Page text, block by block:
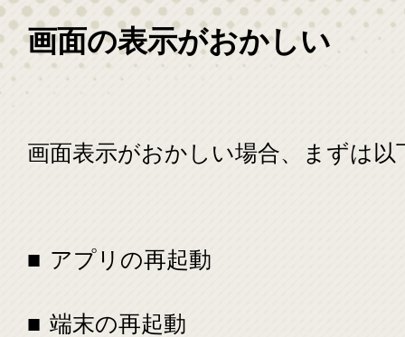
画面の表示がおかしい
画面表示がおかしい場合、まずは
アプリの再起動
端末の再起動